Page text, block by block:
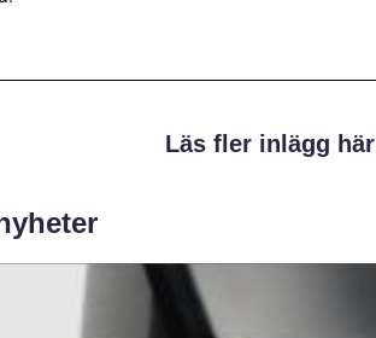
Läs fler inlägg här